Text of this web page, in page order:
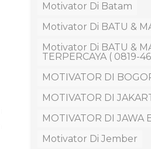
Motivator Di Batam
Motivator Di BATU &
Motivator Di BATU &
TERPERCAYA ( 0819-
MOTIVATOR DI
MOTIVATOR DI
MOTIVATOR DI JAWA
Motivator Di Jember